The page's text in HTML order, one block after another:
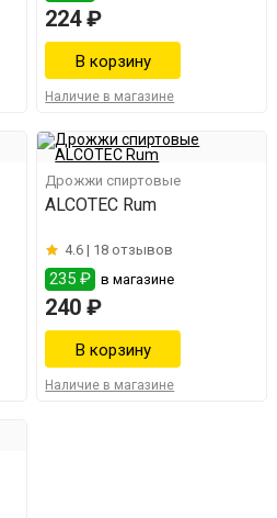
224 ₽
Наличие в магазине
Дрожжи спиртовые
ALCOTEC Rum
4.6 | 18 отзывов
235 ₽ в магазине
240 ₽
Наличие в магазине